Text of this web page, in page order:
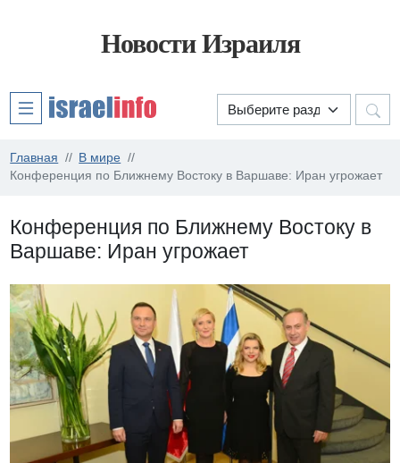
Новости Израиля
Главная
В мире
Конференция по Ближнему Востоку в Варшаве: Иран угрожает
Конференция по Ближнему Востоку в
Варшаве: Иран угрожает